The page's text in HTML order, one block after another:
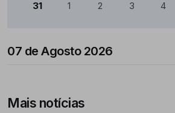
31 1 2 3 4
07 de Agosto 2026
Mais notícias